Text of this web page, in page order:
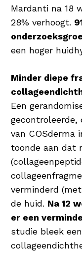
Mardanti na 18
28% verhoogt.
een hoger
Minder diepe
Een
van COSderma
toonde aan dat
verminderd
de huid. Na 12
er een
studie bleek